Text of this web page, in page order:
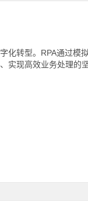
化转型。RPA通过模
现高效业务处理的